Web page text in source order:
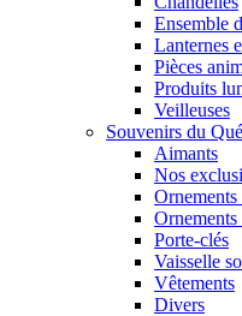
Ensemble
Lanternes
Pièces
Produits
Veilleuses
Souvenirs du
Aimants
Nos
Porte-clés
Vaisselle
Vêtements
Divers